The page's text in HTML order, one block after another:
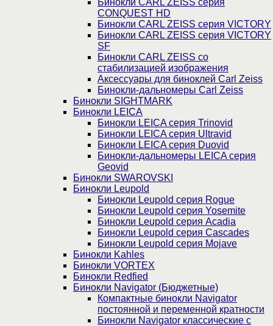
CONQUEST HD
Бинокли CARL ZEISS серия VICTORY
Бинокли CARL ZEISS серия VICTORY
SF
Бинокли CARL ZEISS со
стабилизацией изображения
Аксессуары для биноклей Carl Zeiss
Бинокли-дальномеры Carl Zeiss
Бинокли SIGHTMARK
Бинокли LEICA
Бинокли LEICA серия Trinovid
Бинокли LEICA серия Ultravid
Бинокли LEICA серия Duovid
Бинокли-дальномеры LEICA серия
Geovid
Бинокли SWAROVSKI
Бинокли Leupold
Бинокли Leupold серия Rogue
Бинокли Leupold серия Yosemite
Бинокли Leupold серия Acadia
Бинокли Leupold серия Cascades
Бинокли Leupold серия Mojave
Бинокли Kahles
Бинокли VORTEX
Бинокли Redfied
Бинокли Navigator (Бюджетные)
Компактные бинокли Navigator
постоянной и переменной кратности
Бинокли Navigator классические с